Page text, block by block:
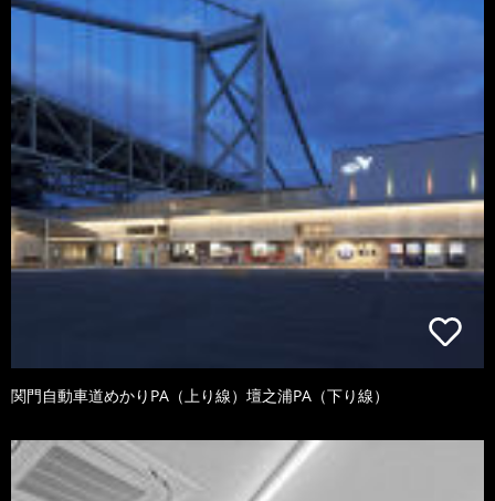
関門自動車道めかりPA（上り線）壇之浦PA（下り線）